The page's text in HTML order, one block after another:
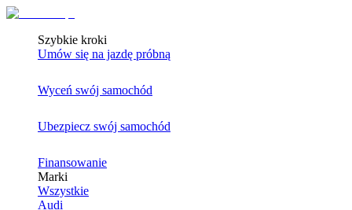
Szybkie kroki
Umów się na jazdę próbną
Wyceń swój samochód
Ubezpiecz swój samochód
Finansowanie
Marki
Wszystkie
Audi